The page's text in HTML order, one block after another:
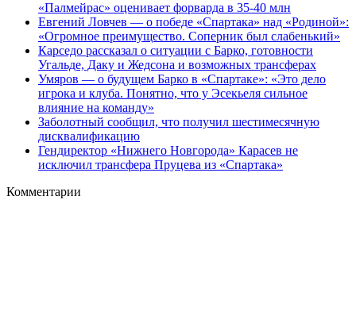
«Палмейрас» оценивает форварда в 35-40 млн
Евгений Ловчев — о победе «Спартака» над «Родиной»:
«Огромное преимущество. Соперник был слабенький»
Карседо рассказал о ситуации с Барко, готовности
Угальде, Даку и Жедсона и возможных трансферах
Умяров — о будущем Барко в «Спартаке»: «Это дело
игрока и клуба. Понятно, что у Эсекьеля сильное
влияние на команду»
Заболотный сообщил, что получил шестимесячную
дисквалификацию
Гендиректор «Нижнего Новгорода» Карасев не
исключил трансфера Пруцева из «Спартака»
Комментарии